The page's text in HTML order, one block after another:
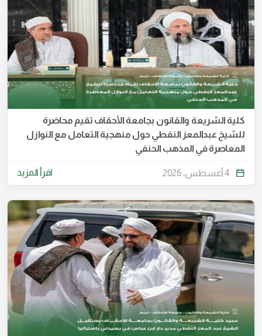
كلية الشريعة والقانون بجامعة الأحقاف تقيم محاضرة
للشيخ عبدالمعز النفطي حول منهجية التعامل مع النوازل
المعاصرة في المذهب الحنفي
4 أغسطس، 2026 اقرأ المزيد